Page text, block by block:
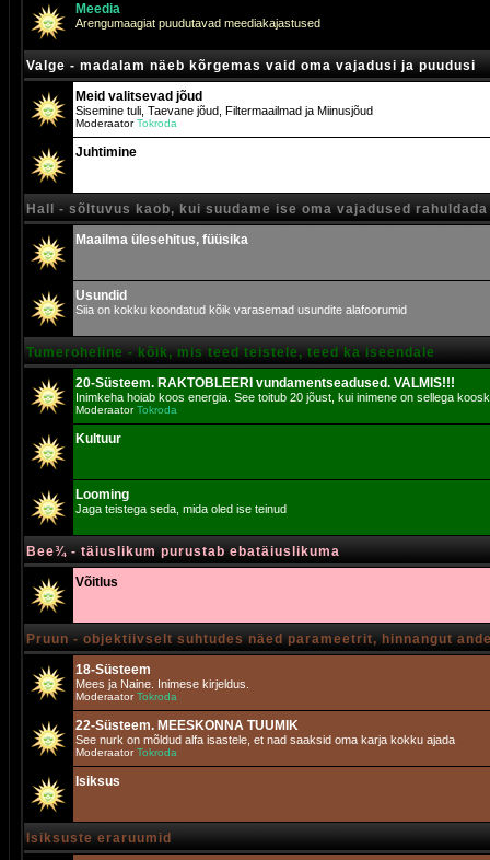
Meedia
Arengumaagiat puudutavad meediakajastused
Valge - madalam näeb kõrgemas vaid oma vajadusi ja puudusi
Meid valitsevad jõud
Sisemine tuli, Taevane jõud, Filtermaailmad ja Miinusjõud
ModeraatorTokroda
Juhtimine
Hall - sõltuvus kaob, kui suudame ise oma vajadused rahuldada
Maailma ülesehitus, füüsika
Usundid
Siia on kokku koondatud kõik varasemad usundite alafoorumid
Tumeroheline - kõik, mis teed teistele, teed ka iseendale
20-Süsteem. RAKTOBLEERI vundamentseadused. VALMIS!!!
Inimkeha hoiab koos energia. See toitub 20 jõust, kui inimene on sellega
ModeraatorTokroda
Kultuur
Looming
Jaga teistega seda, mida oled ise teinud
Bee¾ - täiuslikum purustab ebatäiuslikuma
Võitlus
Pruun - objektiivselt suhtudes näed parameetrit, hinnangut
18-Süsteem
Mees ja Naine. Inimese kirjeldus.
ModeraatorTokroda
22-Süsteem. MEESKONNA TUUMIK
See nurk on mõldud alfa isastele, et nad saaksid oma karja kokku ajada
ModeraatorTokroda
Isiksus
Isiksuste eraruumid